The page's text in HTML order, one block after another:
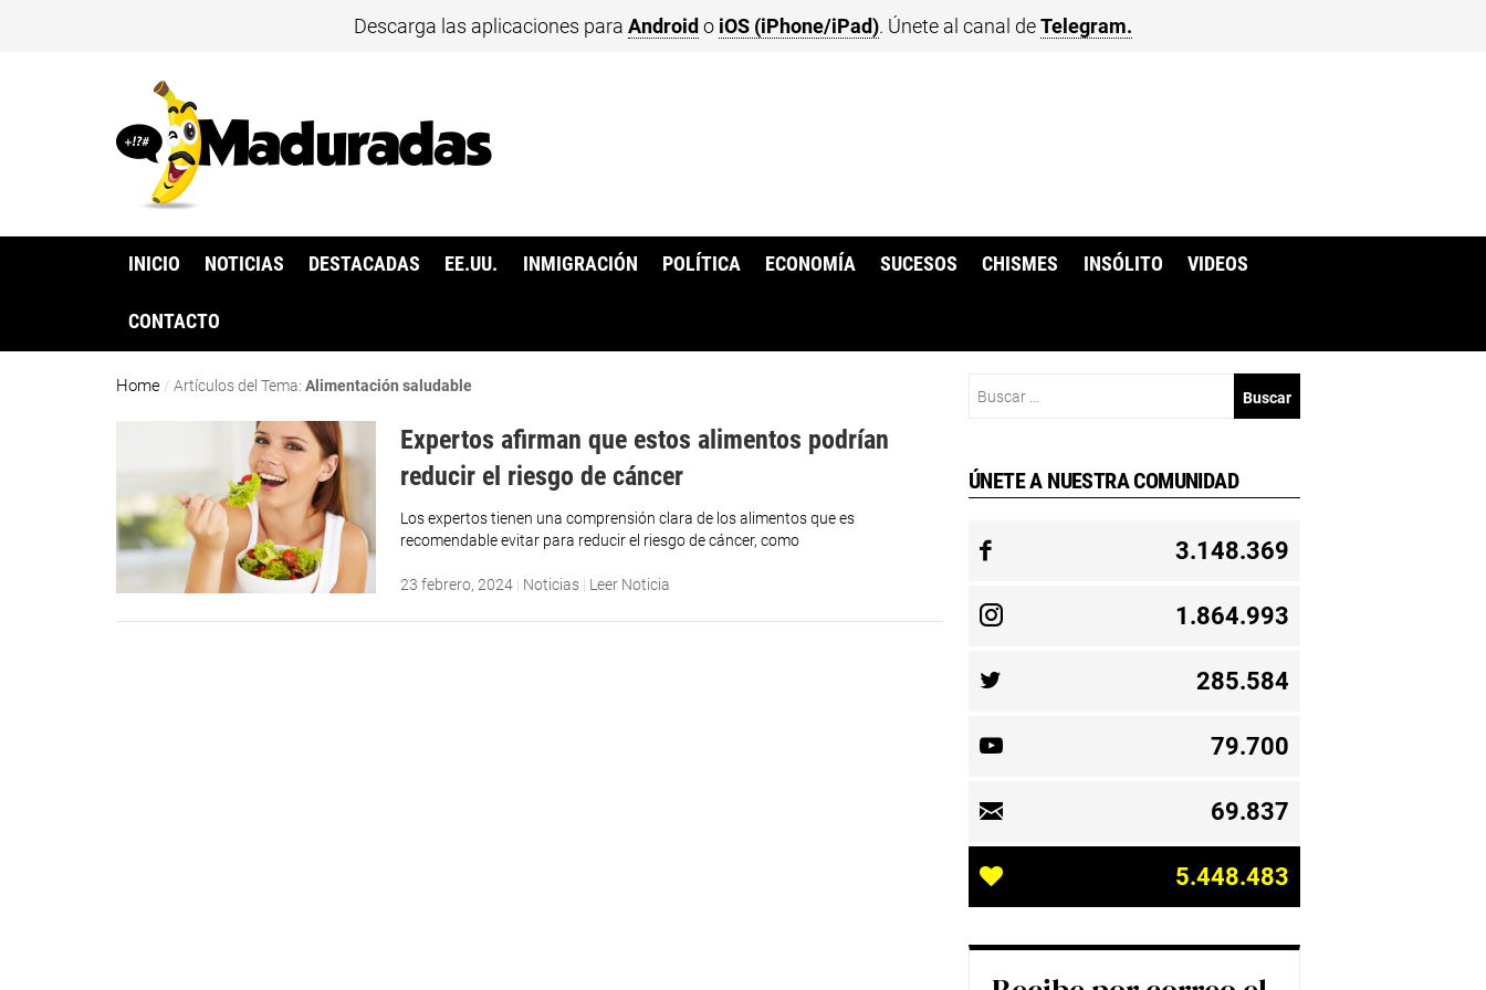
Descarga las aplicaciones para Android o iOS (iPhone/iPad). Únete al canal deTelegram.
INICIO NOTICIAS DESTACADAS EE.UU. INMIGRACIÓN POLÍTICA ECONOMÍA SUCESOS CHISMES INSÓLITO VIDEOS
CONTACTO
Home /Artículos del Tema:Alimentación saludable
Expertos afirman que estos alimentos podrían
reducir el riesgo de cáncer
Los expertos tienen una comprensión clara de los alimentos que es
recomendable evitar para reducir el riesgo de cáncer, como
23 febrero, 2024 | Noticias | Leer Noticia
ÚNETE A NUESTRA COMUNIDAD
3.148.369
1.864.993
285.584
79.700
69.837
5.448.483